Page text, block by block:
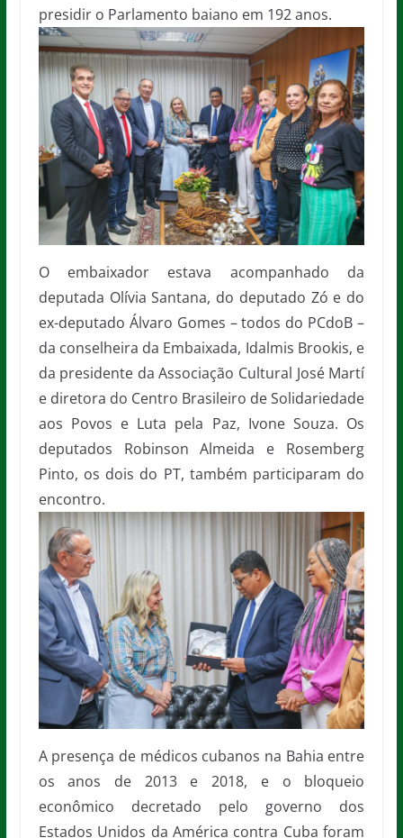
presidir o Parlamento baiano em 192 anos.
O embaixador estava acompanhado da
deputada Olívia Santana, do deputado Zó e do
ex-deputado Álvaro Gomes – todos do PCdoB –
da conselheira da Embaixada, Idalmis Brookis, e
da presidente da Associação Cultural José Martí
e diretora do Centro Brasileiro de Solidariedade
aos Povos e Luta pela Paz, Ivone Souza. Os
deputados Robinson Almeida e Rosemberg
Pinto, os dois do PT, também participaram do
encontro.
A presença de médicos cubanos na Bahia entre
os anos de 2013 e 2018, e o bloqueio
econômico decretado pelo governo dos
Estados Unidos da América contra Cuba foram